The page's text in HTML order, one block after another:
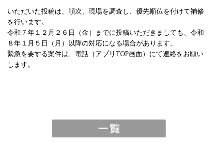
いただいた投稿は、順次、現場を調査し、優先順位を付けて補修
を行います。
令和７年１２月２６日（金）までに投稿いただきましても、令和
８年１月５日（月）以降の対応になる場合があります。
緊急を要する案件は、電話（アプリTOP画面）にて連絡をお願い
します。